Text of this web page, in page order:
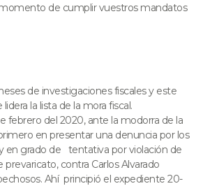
de cumplir vuestros mandatos
de investigaciones fiscales y este
la lista de la mora fiscal.
febrero del 2020, ante la modorra de la
en presentar una denuncia por los
en grado de tentativa por violación de
prevaricato, contra Carlos Alvarado
Ahí principió el expediente 20-